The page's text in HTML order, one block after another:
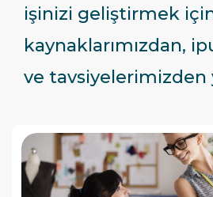
işinizi geliştirmek
kaynaklarımızdan,
ve tavsiyelerimizden